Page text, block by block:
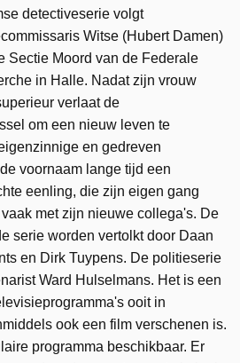
detectiveserie volgt
Witse (Hubert Damen)
Sectie Moord van de Federale
in Halle. Nadat zijn vrouw
verlaat de
om een nieuw leven te
en gedreven
voornaam lange tijd een
eenling, die zijn eigen gang
met zijn nieuwe collega's. De
serie worden vertolkt door Daan
en Dirk Tuypens. De politieserie
Ward Hulselmans. Het is een
ooit in
ook een film verschenen is.
programma beschikbaar. Er